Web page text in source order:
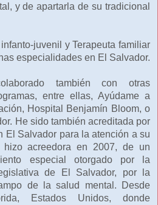
y de apartarla de su tradicional
juvenil y Terapeuta familiar
especialidades en El Salvador.
también con otras
entre ellas, Ayúdame a
Hospital Benjamín Bloom, o
He sido también acreditada por
El Salvador para la atención a su
hizo acreedora en 2007, de un
especial otorgado por la
de El Salvador, por la
de la salud mental. Desde
Estados Unidos, donde